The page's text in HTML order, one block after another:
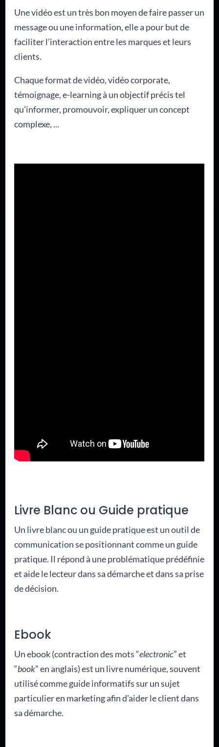
Une vidéo est un très bon moyen de faire passer un
message ou une information, elle a pour but de
faciliter l’interaction entre les marques et leurs
clients.
Chaque format de vidéo, vidéo corporate,
témoignage, e-learning à un objectif précis tel
qu’informer, promouvoir, expliquer un concept
complexe, ...
Livre Blanc ou Guide pratique
Un livre blanc ou un guide pratique est un outil de
communication se positionnant comme un guide
pratique. Il répond à une problématique prédéfinie
et aide le lecteur dans sa démarche et dans sa prise
de décision.
Ebook
Un ebook (contraction des mots “electronic” et
“book” en anglais) est un livre numérique, souvent
utilisé comme guide informatifs sur un sujet
particulier en marketing afin d’aider le client dans
sa démarche.